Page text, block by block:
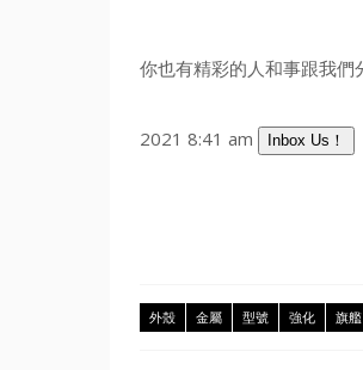
你也有精彩的人和事跟我們
2021 8:41 am Inbox Us！
外殼 金屬 型號 強化 旗艦